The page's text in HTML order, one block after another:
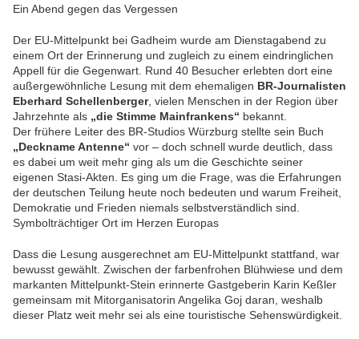
Ein Abend gegen das Vergessen
Der EU-Mittelpunkt bei Gadheim wurde am Dienstagabend zu
einem Ort der Erinnerung und zugleich zu einem eindringlichen
Appell für die Gegenwart. Rund 40 Besucher erlebten dort eine
außergewöhnliche Lesung mit dem ehemaligen BR-Journalisten
Eberhard Schellenberger, vielen Menschen in der Region über
Jahrzehnte als „die Stimme Mainfrankens“ bekannt.
Der frühere Leiter des BR-Studios Würzburg stellte sein Buch
„Deckname Antenne“ vor – doch schnell wurde deutlich, dass
es dabei um weit mehr ging als um die Geschichte seiner
eigenen Stasi-Akten. Es ging um die Frage, was die Erfahrungen
der deutschen Teilung heute noch bedeuten und warum Freiheit,
Demokratie und Frieden niemals selbstverständlich sind.
Symbolträchtiger Ort im Herzen Europas
Dass die Lesung ausgerechnet am EU-Mittelpunkt stattfand, war
bewusst gewählt. Zwischen der farbenfrohen Blühwiese und dem
markanten Mittelpunkt-Stein erinnerte Gastgeberin Karin Keßler
gemeinsam mit Mitorganisatorin Angelika Goj daran, weshalb
dieser Platz weit mehr sei als eine touristische Sehenswürdigkeit.